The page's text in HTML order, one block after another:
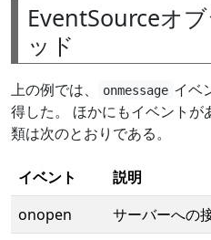
EventSourceオ
ッド
上の例では、 onmessage イベ
得した。 ほかにもイベント
類は次のとおりである。
イベント
説明
onopen
サーバーへの